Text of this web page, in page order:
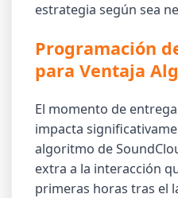
estrategia según sea
Programación
para Ventaja
El momento de
impacta
algoritmo de
extra a la interacción
primeras horas tras el